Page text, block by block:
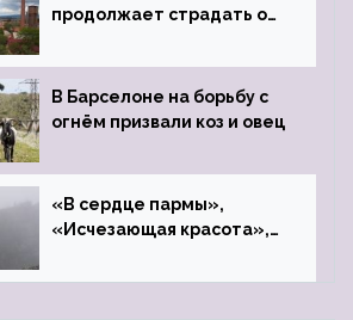
продолжает страдать от
завода
В Барселоне на борьбу с
огнём призвали коз и овец
«В сердце пармы»,
«Исчезающая красота»,